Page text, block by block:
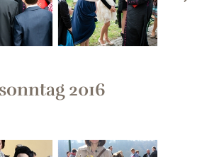
2016